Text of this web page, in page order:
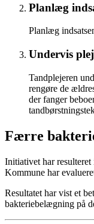
Planlæg
Planlæg
Undervis
Tandplejeren
rengøre de
der fanger
Færre
Initiativet har
Kommune har
Resultatet har vist et
bakteriebelægning på